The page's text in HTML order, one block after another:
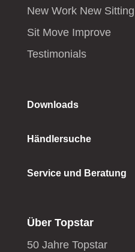
New Work New Sitting
Sit Move Improve
Testimonials
Downloads
Händlersuche
Service und Beratung
Über Topstar
50 Jahre Topstar